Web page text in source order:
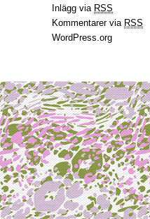
Inlägg via RSS
Kommentarer via RSS
WordPress.org